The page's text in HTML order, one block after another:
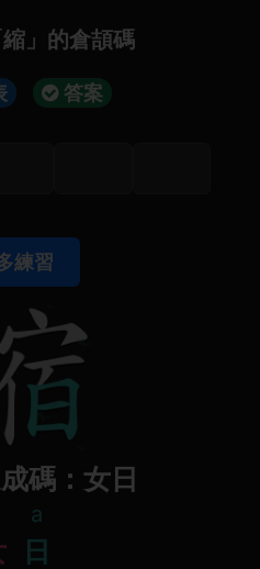
」的倉頡碼
答案
練習
碼：女日
a
日